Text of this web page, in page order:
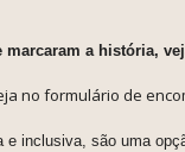
a história,
no formulário de
inclusiva, são uma